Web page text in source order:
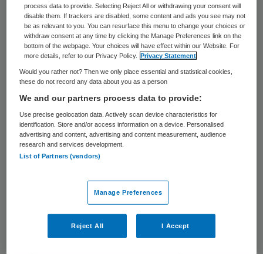
Nictiz heeft een analyse uitgevoerd naar
de stand van zaken van elektronische
informatie-uitwisseling in de zorg en de
ervaren problemen daarbij. Een belangrijke
bevinding van de analyse is dat organisaties
onvoldoende aandacht besteden aan het
maken van goede afspraken over het
organisatiebeleid: “doelstellingen en
beoogde resultaten zijn niet helder,
afspraken worden niet met de juiste
partijen gemaakt, er wordt niet of te laat
gesproken over financiële en/of juridische
consequenties of er wordt nagelaten
process data to provide. Selecting Reject All or withdrawing your consent will
disable them. If trackers are disabled, some content and ads you see may not
be as relevant to you. You can resurface this menu to change your choices or
withdraw consent at any time by clicking the Manage Preferences link on the
bottom of the webpage. Your choices will have effect within our Website. For
more details, refer to our Privacy Policy.
Privacy Statement
Would you rather not? Then we only place essential and statistical cookies,
these do not record any data about you as a person
We and our partners process data to provide:
Use precise geolocation data. Actively scan device characteristics for
identification. Store and/or access information on a device. Personalised
advertising and content, advertising and content measurement, audience
research and services development.
List of Partners (vendors)
Manage Preferences
Reject All I Accept